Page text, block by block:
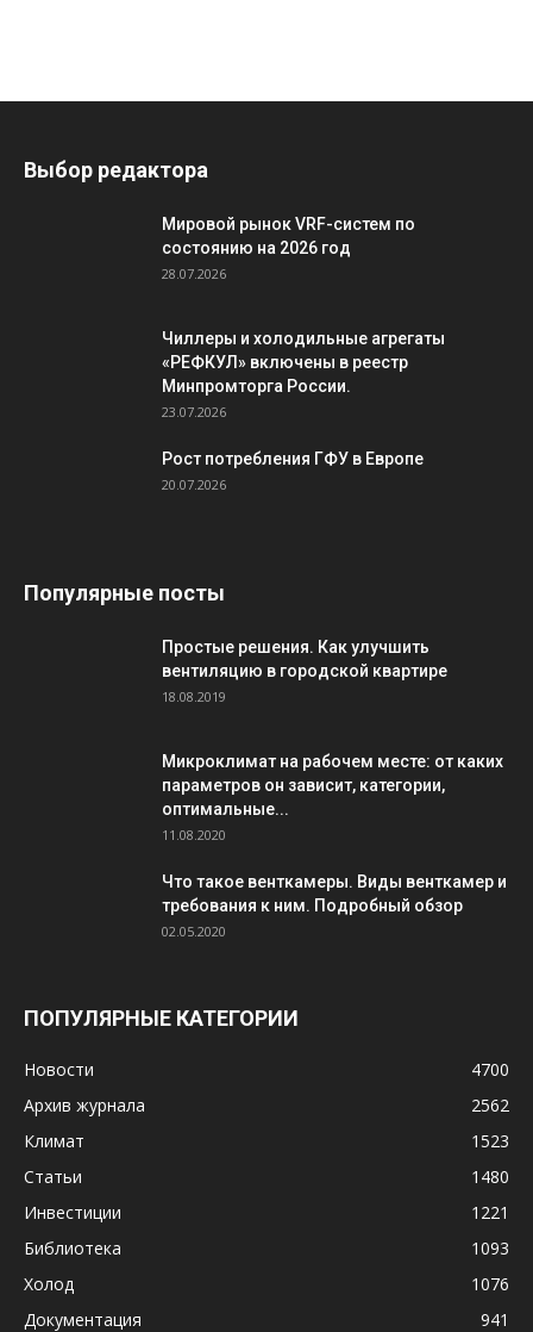
Выбор редактора
Мировой рынок VRF-систем по
состоянию на 2026 год
28.07.2026
Чиллеры и холодильные агрегаты
«РЕФКУЛ» включены в реестр
Минпромторга России.
23.07.2026
Рост потребления ГФУ в Европе
20.07.2026
Популярные посты
Простые решения. Как улучшить
вентиляцию в городской квартире
18.08.2019
Микроклимат на рабочем месте: от каких
параметров он зависит, категории,
оптимальные...
11.08.2020
Что такое венткамеры. Виды венткамер и
требования к ним. Подробный обзор
02.05.2020
ПОПУЛЯРНЫЕ КАТЕГОРИИ
Новости
4700
Архив журнала
2562
Климат
1523
Статьи
1480
Инвестиции
1221
Библиотека
1093
Холод
1076
Документация
941